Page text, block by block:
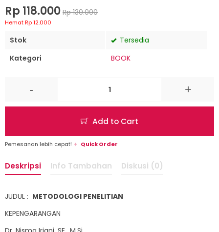
Rp 118.000 Rp 130.000
Hemat Rp 12.000
Stok
Tersedia
Kategori
BOOK
- +
Add to Cart
Pemesanan lebih cepat! Quick Order
Deskripsi Info Tambahan Diskusi (0)
JUDUL : METODOLOGI PENELITIAN
KEPENGARANGAN